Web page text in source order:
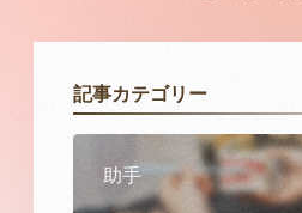
記事カテゴリー
助手